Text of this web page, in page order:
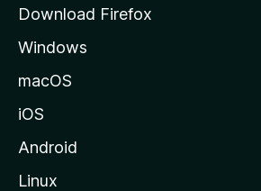
Download Firefox
Windows
macOS
iOS
Android
Linux